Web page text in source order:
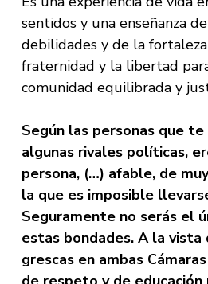
sentidos y una enseñanza
debilidades y de la
fraternidad y la libertad
comunidad equilibrada y
Según las personas que te
algunas rivales políticas,
persona, (…) afable, de
la que es imposible
Seguramente no serás el
estas bondades. A la vista
grescas en ambas